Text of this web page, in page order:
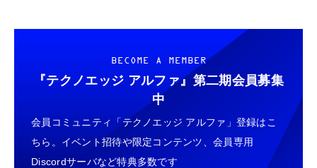
￥949
タイプc 寝ホンイヤホン 寝ホン type-c 有線
睡眠用イヤホン 【音質強化バージョン
iPhone 15/16/17対応】横向きに寝ると耳が圧
迫されない ソフトシリコンで柔らかい 超軽量
超小型 外部ノイズ遮断 音質良い リモコン マ
￥2,199
用 折りたたみ式プラグ しろちゃん 【
iPhone16 15 等対応】 EC-AC6920WF
￥1,058
エレコム 充電器 Type-C USB-C 20W USB PD
対応 1ポート PSE認証品 GaN採用 折りたた
み式プラグ ホワイト 【 iPhone16 15 等対
応】 EC-AC6820WH
￥790
docomo/au/SoftBankの3回線が選べる格安
SIMカード【Amazon.co.jp限定】
￥100
【DL版】【初期費用3,300円が無料 ※1契約者
2回線/年に限り】IIJmioえらべるSIMカード
エントリーパッケージ 月額利用(音声
SIM/SMS)[ドコモ・au回線]・(データ/eSIM/
￥290
BECOME A MEMBER
『テクノエッジ アルファ』 第二期会員募集
中
会員コミュニティ「テクノエッジ アルファ」登録はこ
ちら。イベント招待や限定コンテンツ、会員専用
Discordサーバなど特典多数です